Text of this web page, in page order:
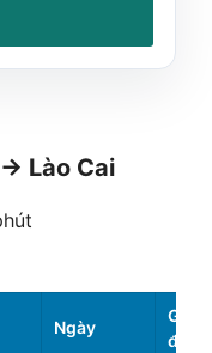
Lào Cai
Ngày
Giờ
đến